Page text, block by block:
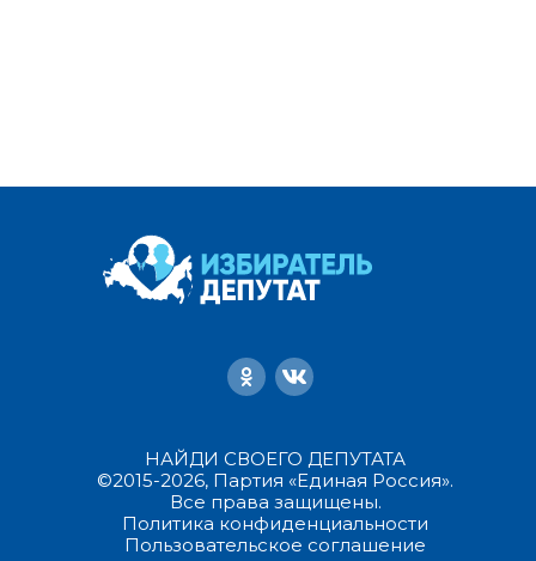
НАЙДИ СВОЕГО ДЕПУТАТА
©2015-2026, Партия «Единая Россия».
Все права защищены.
Политика конфиденциальности
Пользовательское соглашение